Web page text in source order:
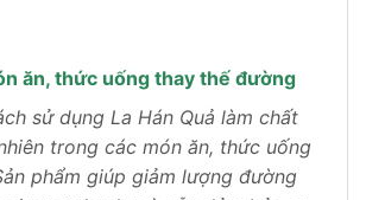
ăn, thức uống thay thế đường
sử dụng La Hán Quả làm chất
trong các món ăn, thức uống
phẩm giúp giảm lượng đường